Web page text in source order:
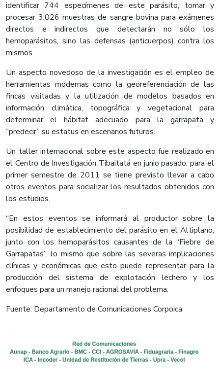
identificar 744 especímenes de este parásito, tomar y
procesar 3.026 muestras de sangre bovina para exámenes
directos e indirectos que detectarán no sólo los
hemoparásitos, sino las defensas (anticuerpos) contra los
mismos.
Un aspecto novedoso de la investigación es el empleo de
herramientas modernas como la georeferenciación de las
fincas visitadas y la utilización de modelos basados en
información climática, topográfica y vegetacional para
determinar el hábitat adecuado para la garrapata y
“predecir” su estatus en escenarios futuros.
Un taller internacional sobre este aspecto fue realizado en
el Centro de Investigación Tibaitatá en junio pasado; para el
primer semestre de 2011 se tiene previsto llevar a cabo
otros eventos para socializar los resultados obtenidos con
los estudios.
“En estos eventos se informará al productor sobre la
posibilidad de establecimiento del parásito en el Altiplano,
junto con los hemoparásitos causantes de la “Fiebre de
Garrapatas”, lo mismo que sobre las severas implicaciones
clínicas y económicas que esto puede representar para la
producción del sistema de explotación lechero y los
enfoques para un manejo racional del problema.
Fuente: Departamento de Comunicaciones Corpoica